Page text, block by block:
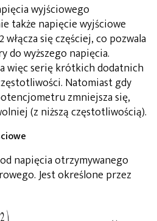
wyjściowego
także napięcie wyjściowe
się częściej, co pozwala
do wyższego napięcia.
więc serię krótkich dodatnich
Natomiast gdy
zmniejsza się,
(z niższą częstotliwością).
napięcia otrzymywanego
Jest określone przez